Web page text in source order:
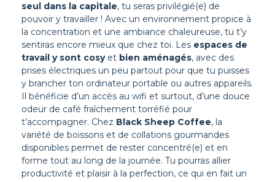
seul dans la capitale, tu seras privilégié(e) de
pouvoir y travailler ! Avec un environnement propice à
la concentration et une ambiance chaleureuse, tu t’y
sentiras encore mieux que chez toi. Les espaces de
travail y sont cosyet bien aménagés, avec des
prises électriques un peu partout pour que tu puisses
y brancher ton ordinateur portable ou autres appareils.
Il bénéficie d’un accès au wifi et surtout, d’une douce
odeur de café fraîchement torréfié pour
t’accompagner. Chez Black Sheep Coffee, la
variété de boissons et de collations gourmandes
disponibles permet de rester concentré(e) et en
forme tout au long de la journée. Tu pourras allier
productivité et plaisir à la perfection, ce qui en fait un